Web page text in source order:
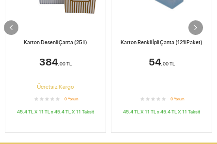
Karton Desenli Çanta (25 li)
384,00TL
Ücretsiz Kargo
0 Yorum
45.4 TL X 11 TL x45.4 TL X 11 Taksit
Karton Renkli İpli Çanta (12'li Paket)
54,00TL
0 Yorum
45.4 TL X 11 TL x45.4 TL X 11 Taksit